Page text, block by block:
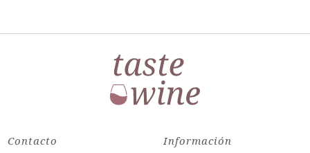
Contacto Información